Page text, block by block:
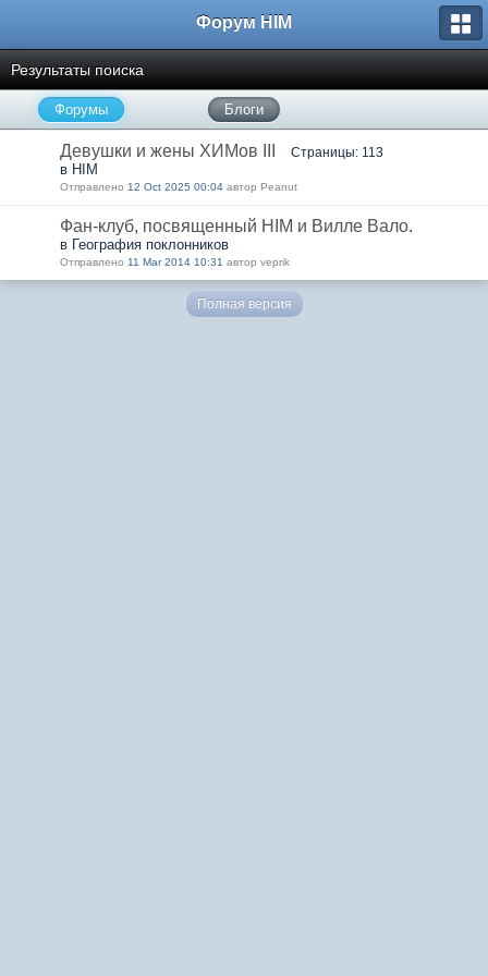
Форум HIM
Результаты поиска
Форумы Блоги
Девушки и жены ХИМов III Страницы: 113
в HIM
Отправлено 12 Oct 2025 00:04 автор Peanut
Фан-клуб, посвященный HIM и Вилле Вало.
в География поклонников
Отправлено 11 Mar 2014 10:31 автор veprik
Полная версия